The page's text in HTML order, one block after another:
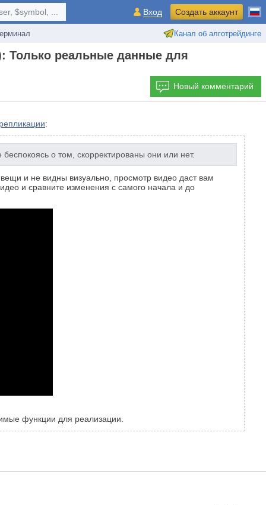
Канал об алготрейдинге
$symbol, ... Вход Создать аккаунт
Только реальные данные для
Новый комментарий
:
о том, скорректированы они или нет.
и не видны визуально, просмотр видео даст вам
и сравните изменения с самого начала и до
функции для реализации.